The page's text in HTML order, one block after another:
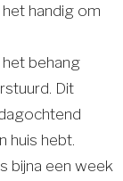
handig om
behang
Dit
huis hebt.
bijna een week